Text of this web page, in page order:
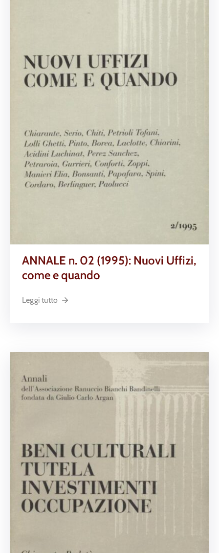
ANNALE n. 02 (1995): Nuovi Uffizi,
come e quando
Leggi tutto